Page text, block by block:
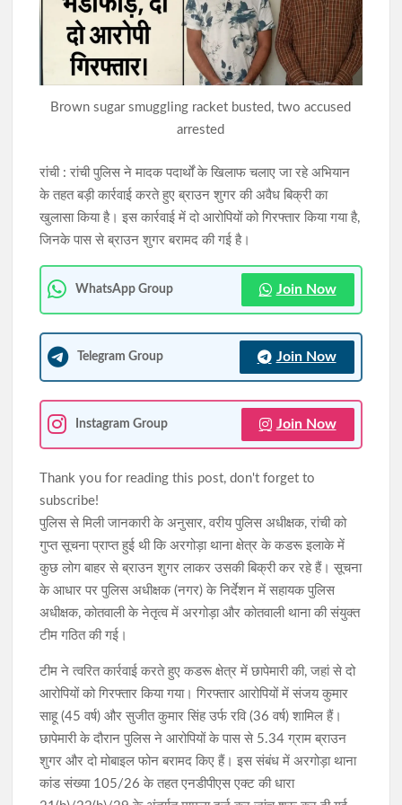
नामकुम में कांग्रेस का मिलन समारोह, विभिन्न दलों के दर्जनों नेताओं-
कार्यकर्ताओं ने थामा पार्टी का दामन
सात साल बाद भी नहीं खुला केरसई का कस्तूरबा विद्यालय, अधूरे भवन से
Brown sugar smuggling racket busted, two accused
arrested
रांची : रांची पुलिस ने मादक पदार्थों के खिलाफ चलाए जा रहे अभियान
के तहत बड़ी कार्रवाई करते हुए ब्राउन शुगर की अवैध बिक्री का
खुलासा किया है। इस कार्रवाई में दो आरोपियों को गिरफ्तार किया गया है,
जिनके पास से ब्राउन शुगर बरामद की गई है।
WhatsApp Group Join Now
Telegram Group Join Now
Instagram Group Join Now
Thank you for reading this post, don't forget to
subscribe!
पुलिस से मिली जानकारी के अनुसार, वरीय पुलिस अधीक्षक, रांची को
गुप्त सूचना प्राप्त हुई थी कि अरगोड़ा थाना क्षेत्र के कडरू इलाके में
कुछ लोग बाहर से ब्राउन शुगर लाकर उसकी बिक्री कर रहे हैं। सूचना
के आधार पर पुलिस अधीक्षक (नगर) के निर्देशन में सहायक पुलिस
अधीक्षक, कोतवाली के नेतृत्व में अरगोड़ा और कोतवाली थाना की संयुक्त
टीम गठित की गई।
टीम ने त्वरित कार्रवाई करते हुए कडरू क्षेत्र में छापेमारी की, जहां से दो
आरोपियों को गिरफ्तार किया गया। गिरफ्तार आरोपियों में संजय कुमार
साहू (45 वर्ष) और सुजीत कुमार सिंह उर्फ रवि (36 वर्ष) शामिल हैं।
छापेमारी के दौरान पुलिस ने आरोपियों के पास से 5.34 ग्राम ब्राउन
शुगर और दो मोबाइल फोन बरामद किए हैं। इस संबंध में अरगोड़ा थाना
कांड संख्या 105/26 के तहत एनडीपीएस एक्ट की धारा